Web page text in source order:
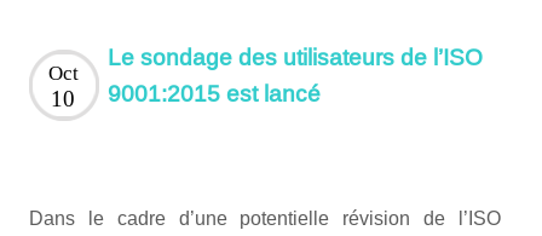
Le sondage des utilisateurs de l’ISO
9001:2015 est lancé
Oct
10
Dans le cadre d’une potentielle révision de l’ISO